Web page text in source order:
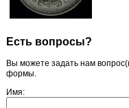
Есть вопросы?
Вы можете задать нам
формы.
Имя: